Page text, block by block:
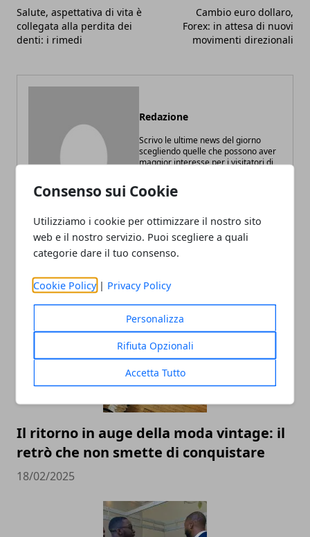
Consenso sui Cookie
Utilizziamo i cookie per ottimizzare il nostro sito
web e il nostro servizio. Puoi scegliere a quali
categorie dare il tuo consenso.
Cookie Policy | Privacy Policy
Personalizza
Rifiuta Opzionali
Accetta Tutto
Salute, aspettativa di vita è
collegata alla perdita dei
denti: i rimedi
Cambio euro dollaro,
Forex: in attesa di nuovi
movimenti direzionali
Redazione
Scrivo le ultime news del giorno
scegliendo quelle che possono aver
maggior interesse per i visitatori di
e web marketing.
ARTICOLI CORRELATI
Il ritorno in auge della moda vintage: il
retrò che non smette di conquistare
18/02/2025